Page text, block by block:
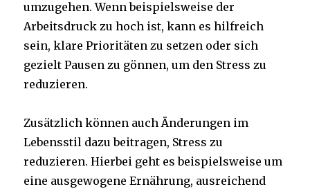
umzugehen. Wenn beispielsweise der
Arbeitsdruck zu hoch ist, kann es hilfreich
sein, klare Prioritäten zu setzen oder sich
gezielt Pausen zu gönnen, um den Stress zu
reduzieren.
Zusätzlich können auch Änderungen im
Lebensstil dazu beitragen, Stress zu
reduzieren. Hierbei geht es beispielsweise um
eine ausgewogene Ernährung, ausreichend